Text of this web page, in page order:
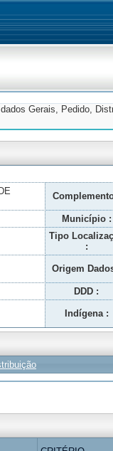
Gerais, Pedido,
Município :
Tipo
:
Origem
DDD :
Indígena :